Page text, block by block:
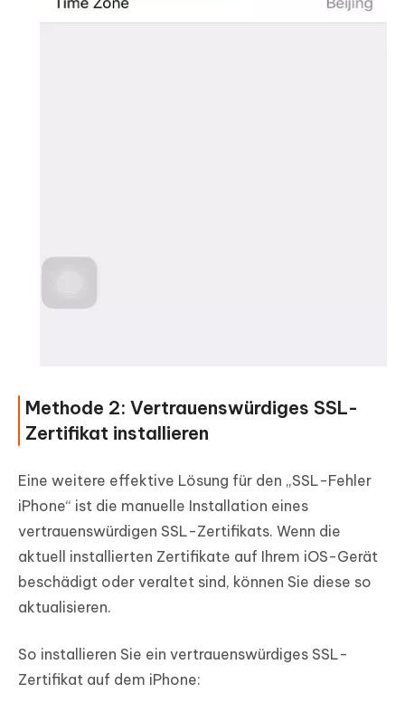
Methode 2: Vertrauenswürdiges SSL-
Zertifikat installieren
Eine weitere effektive Lösung für den „SSL-Fehler
iPhone“ ist die manuelle Installation eines
vertrauenswürdigen SSL-Zertifikats. Wenn die
aktuell installierten Zertifikate auf Ihrem iOS-Gerät
beschädigt oder veraltet sind, können Sie diese so
aktualisieren.
So installieren Sie ein vertrauenswürdiges SSL-
Zertifikat auf dem iPhone: